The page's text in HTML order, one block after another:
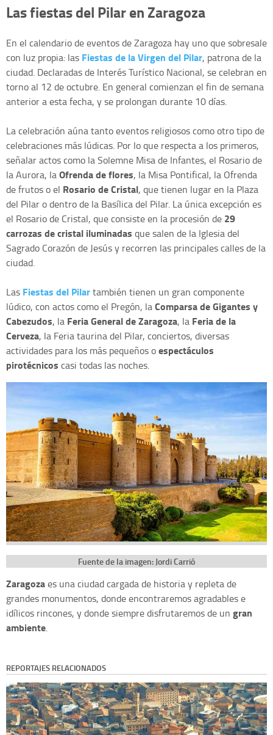
Las fiestas del Pilar en Zaragoza
En el calendario de eventos de Zaragoza hay uno que sobresale
con luz propia: las Fiestas de la Virgen del Pilar, patrona de la
ciudad. Declaradas de Interés Turístico Nacional, se celebran en
torno al 12 de octubre. En general comienzan el fin de semana
anterior a esta fecha, y se prolongan durante 10 días.
La celebración aúna tanto eventos religiosos como otro tipo de
celebraciones más lúdicas. Por lo que respecta a los primeros,
señalar actos como la Solemne Misa de Infantes, el Rosario de
la Aurora, laOfrenda de flores, la Misa Pontifical, la Ofrenda
de frutos o el Rosario de Cristal, que tienen lugar en la Plaza
del Pilar o dentro de la Basílica del Pilar. La única excepción es
el Rosario de Cristal, que consiste en la procesión de 29
carrozas de cristal iluminadas que salen de la Iglesia del
Sagrado Corazón de Jesús y recorren las principales calles de la
ciudad.
Las Fiestas del Pilartambién tienen un gran componente
lúdico, con actos como el Pregón, laComparsa de Gigantes y
Cabezudos, la Feria General de Zaragoza, la Feria de la
Cerveza, la Feria taurina del Pilar, conciertos, diversas
actividades para los más pequeños oespectáculos
pirotécnicos casi todas las noches.
Fuente de la imagen: Jordi Carrió
Zaragozaes una ciudad cargada de historia y repleta de
grandes monumentos, donde encontraremos agradables e
idílicos rincones, y donde siempre disfrutaremos de un gran
ambiente.
REPORTAJES RELACIONADOS